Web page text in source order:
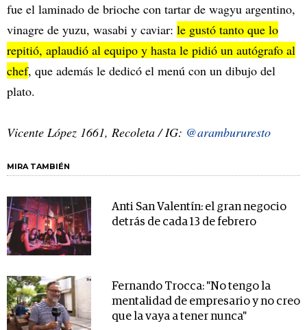
fue el laminado de brioche con tartar de wagyu argentino,
vinagre de yuzu, wasabi y caviar: le gustó tanto que lo
repitió, aplaudió al equipo y hasta le pidió un autógrafo al
chef, que además le dedicó el menú con un dibujo del
plato.
Vicente López 1661, Recoleta / IG: @arambururesto
MIRA TAMBIÉN
Anti San Valentín: el gran negocio
detrás de cada 13 de febrero
Fernando Trocca: "No tengo la
mentalidad de empresario y no creo
que la vaya a tener nunca"